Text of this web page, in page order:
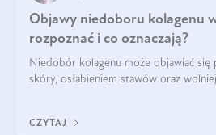
Objawy niedoboru kolagenu
rozpoznać i co oznaczają?
Niedobór kolagenu może objawiać się
skóry, osłabieniem stawów oraz
osłabienie włosów.
CZYTAJ